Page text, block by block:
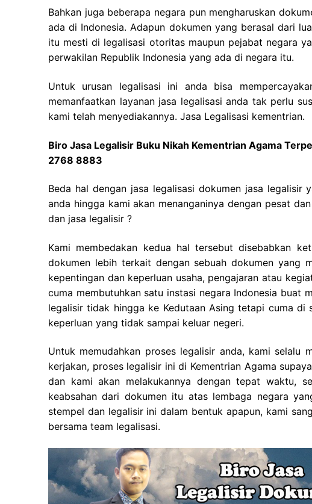
Bahkan juga beberapa negara pun mengharuskan
ada di Indonesia. Adapun dokumen yang berasal dari
itu mesti di legalisasi otoritas maupun pejabat negara
perwakilan Republik Indonesia yang ada di negara itu.
Untuk urusan legalisasi ini anda bisa
memanfaatkan layanan jasa legalisasi anda tak perlu
kami telah menyediakannya. Jasa Legalisasi kementrian.
Biro Jasa Legalisir Buku Nikah Kementrian Agama
2768 8883
Beda hal dengan jasa legalisasi dokumen jasa
anda hingga kami akan menanganinya dengan pesat
dan jasa legalisir ?
Kami membedakan kedua hal tersebut disebabkan
dokumen lebih terkait dengan sebuah dokumen yang
kepentingan dan keperluan usaha, pengajaran atau
cuma membutuhkan satu instasi negara Indonesia buat
legalisir tidak hingga ke Kedutaan Asing tetapi cuma di
keperluan yang tidak sampai keluar negeri.
Untuk memudahkan proses legalisir anda, kami selalu
kerjakan, proses legalisir ini di Kementrian Agama
dan kami akan melakukannya dengan tepat waktu,
keabsahan dari dokumen itu atas lembaga negara
stempel dan legalisir ini dalam bentuk apapun, kami
bersama team legalisasi.